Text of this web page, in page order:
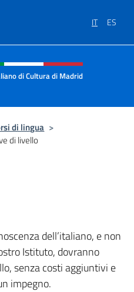
IT ES
e menù
di Cultura di Madrid
di lingua >
di livello
dell’italiano, e non
Istituto, dovranno
senza costi aggiuntivi e
impegno.